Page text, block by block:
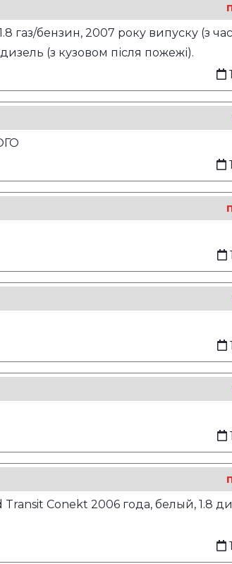
газ/бензин, 2007 року випуску (з
(з кузовом після пожежі).
Conekt 2006 года, белый, 1.8